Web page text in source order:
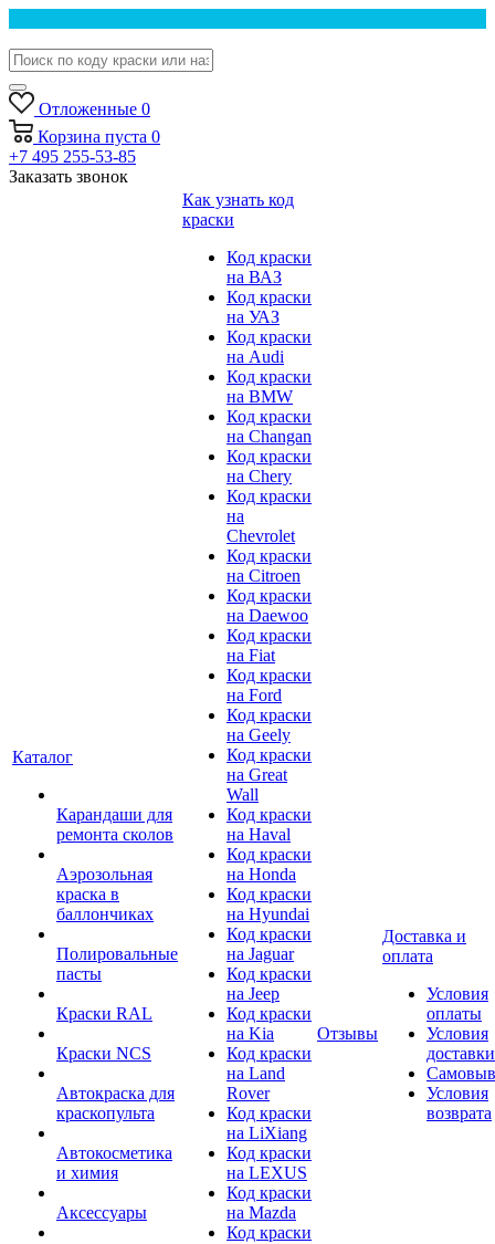
Отложенные 0
Корзина пуста 0
+7 495 255-53-85
Заказать звонок
Каталог
Карандаши для
ремонта сколов
Аэрозольная
краска в
баллончиках
Полировальные
пасты
Краски RAL
Краски NCS
Автокраска для
краскопульта
Автокосметика
и химия
Аксессуары
Как узнать код
краски
Код краски
на ВАЗ
Код краски
на УАЗ
Код краски
на Audi
Код краски
на BMW
Код краски
на Changan
Код краски
на Chery
Код краски
на
Chevrolet
Код краски
на Citroen
Код краски
на Daewoo
Код краски
на Fiat
Код краски
на Ford
Код краски
на Geely
Код краски
на Great
Wall
Код краски
на Haval
Код краски
на Honda
Код краски
на Hyundai
Код краски
на Jaguar
Код краски
на Jeep
Код краски
на Kia
Код краски
на Land
Rover
Код краски
на LiXiang
Код краски
на LEXUS
Код краски
на Mazda
Код краски
Отзывы
Доставка и
оплата
Условия
оплаты
Условия
доставки
Условия
возврата